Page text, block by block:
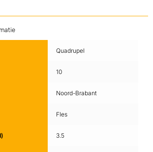
Quadrupel
10
Noord-Brabant
Fles
3.5